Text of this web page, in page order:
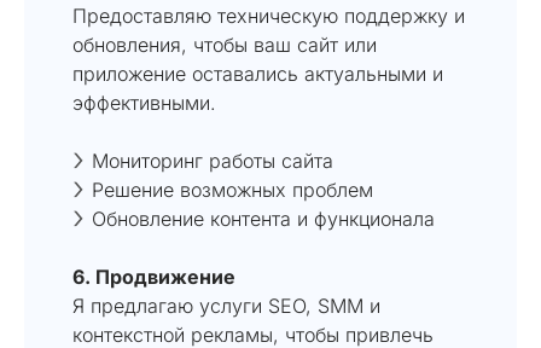
Предоставляю техническую поддержку и
обновления, чтобы ваш сайт или
приложение оставались актуальными и
эффективными.
Мониторинг работы сайта
Решение возможных проблем
Обновление контента и функционала
6. Продвижение
Я предлагаю услуги SEO, SMM и
контекстной рекламы, чтобы привлечь